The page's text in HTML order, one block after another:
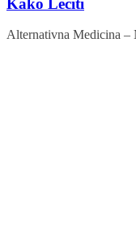
Kako Leciti
Alternativna Medicina –